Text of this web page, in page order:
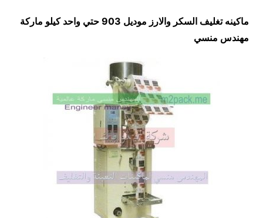
ماكينه تغليف السكر والارز موديل 903 حتي واحد كيلو ماركة
مهندس منسي